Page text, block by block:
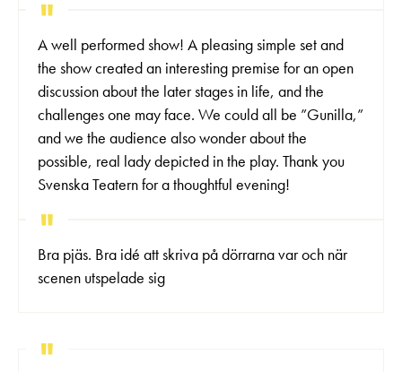
A well performed show! A pleasing simple set and
the show created an interesting premise for an open
discussion about the later stages in life, and the
challenges one may face. We could all be ”Gunilla,”
and we the audience also wonder about the
possible, real lady depicted in the play. Thank you
Svenska Teatern for a thoughtful evening!
Bra pjäs. Bra idé att skriva på dörrarna var och när
scenen utspelade sig